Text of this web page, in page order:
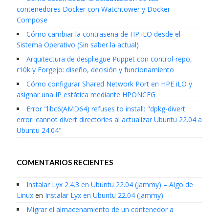
contenedores Docker con Watchtower y Docker
Compose
Cómo cambiar la contraseña de HP iLO desde el
Sistema Operativo (Sin saber la actual)
Arquitectura de despliegue Puppet con control-repo,
r10k y Forgejo: diseño, decisión y funcionamiento
Cómo configurar Shared Network Port en HPE iLO y
asignar una IP estática mediante HPONCFG
Error "libc6(AMD64) refuses to install: "dpkg-divert:
error: cannot divert directories al actualizar Ubuntu 22.04 a
Ubuntu 24.04"
COMENTARIOS RECIENTES
Instalar Lyx 2.4.3 en Ubuntu 22.04 (Jammy) – Algo de
Linuxen Instalar Lyx en Ubuntu 22.04 (Jammy)
Migrar el almacenamiento de un contenedor a